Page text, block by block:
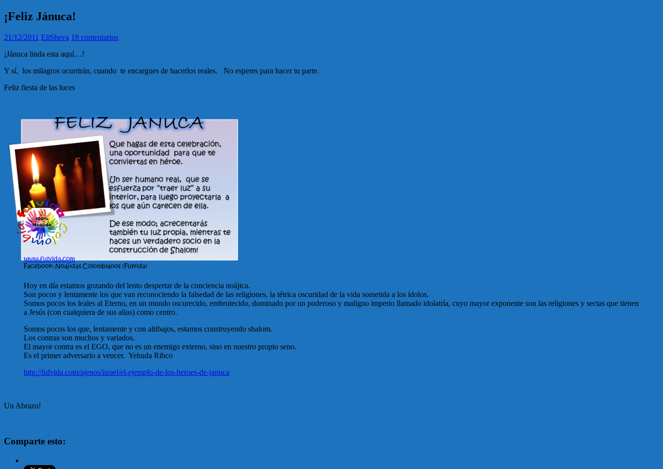
¡Feliz Jánuca!
21/12/2011 EliSheva 18 comentarios
¡Jánuca linda esta aquí…!
Y sí, los milagros ocurrirán, cuando te encargues de hacerlos reales. No esperes para hacer tu parte.
Feliz fiesta de las luces
Hoy en día estamos gozando del lento despertar de la conciencia noájica.
Son pocos y lentamente los que van reconociendo la falsedad de las religiones, la tétrica oscuridad de la vida sometida a los ídolos.
Somos pocos los leales al Eterno, en un mundo oscurecido, embrutecido, dominado por un poderoso y maligno imperio llamado idolatría, cuyo mayor exponente son las religiones y sectas que tienen
a Jesús (con cualquiera de sus alias) como centro.
Somos pocos los que, lentamente y con altibajos, estamos construyendo shalom.
Los contras son muchos y variados.
El mayor contra es el EGO, que no es un enemigo externo, sino en nuestro propio seno.
Es el primer adversario a vencer. Yehuda Ribco
http://fulvida.com/ajenos/israel/el-ejemplo-de-los-heroes-de-januca
Un Abrazo!
Comparte esto: